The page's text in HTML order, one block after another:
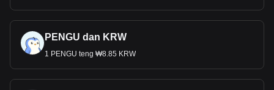
PENGU dan KRW
1 PENGU teng ₩8.85 KRW